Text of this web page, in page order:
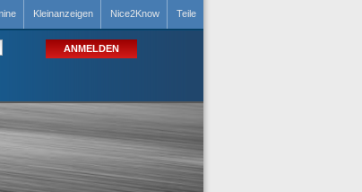
Kleinanzeigen Nice2Know Teile